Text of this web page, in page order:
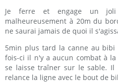
Je ferre et engage un
malheureusement à 20m du
ne saurai jamais de quoi il
5min plus tard la canne au bibi
fois-ci il n'y a aucun combat à
se laisse traîner sur le sable.
relance la ligne avec le bout de